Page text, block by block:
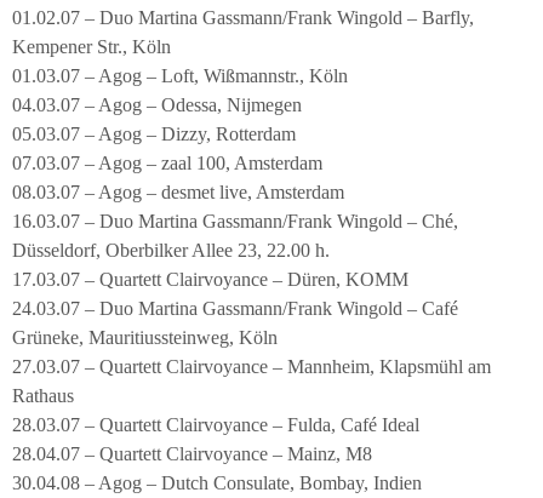
01.02.07 – Duo Martina Gassmann/Frank Wingold – Barfly,
Kempener Str., Köln
01.03.07 – Agog – Loft, Wißmannstr., Köln
04.03.07 – Agog – Odessa, Nijmegen
05.03.07 – Agog – Dizzy, Rotterdam
07.03.07 – Agog – zaal 100, Amsterdam
08.03.07 – Agog – desmet live, Amsterdam
16.03.07 – Duo Martina Gassmann/Frank Wingold – Ché,
Düsseldorf, Oberbilker Allee 23, 22.00 h.
17.03.07 – Quartett Clairvoyance – Düren, KOMM
24.03.07 – Duo Martina Gassmann/Frank Wingold – Café
Grüneke, Mauritiussteinweg, Köln
27.03.07 – Quartett Clairvoyance – Mannheim, Klapsmühl am
Rathaus
28.03.07 – Quartett Clairvoyance – Fulda, Café Ideal
28.04.07 – Quartett Clairvoyance – Mainz, M8
30.04.08 – Agog – Dutch Consulate, Bombay, Indien